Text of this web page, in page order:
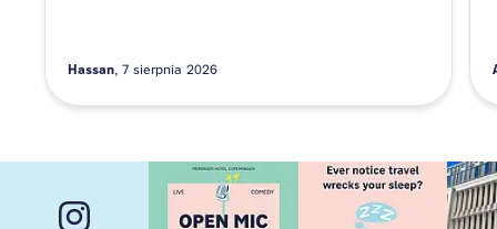
Hassan 7 sierpnia 2026